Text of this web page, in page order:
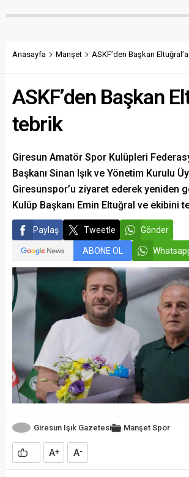
belirterek üreticiyi memnun
savundu.
Anasayfa Manşet ASKF’den Başkan
ASKF’den Başkan
tebrik
Giresun Amatör Spor Kulüpleri
Başkanı Sinan Işık ve Yönetim Kurulu
Giresunspor’u ziyaret ederek yeniden
Kulüp Başkanı Emin Eltuğral ve ekibini
Paylaş Tweetle Gönder
ABONE OL
Giresun Işık Gazetesi Manşet Spor
A+ A-